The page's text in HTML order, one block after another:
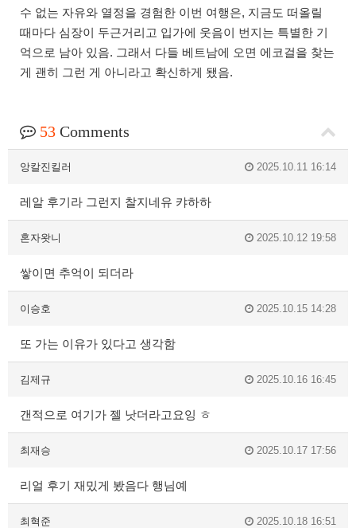
수 없는 자유와 열정을 경험한 이번 여행은, 지금도 떠올릴
때마다 심장이 두근거리고 입가에 웃음이 번지는 특별한 기
억으로 남아 있음. 그래서 다들 베트남에 오면 에코걸을 찾는
게 괜히 그런 게 아니라고 확신하게 됐음.
53 Comments
앙칼진킬러 2025.10.11 16:14
레알 후기라 그런지 찰지네유 캬하하
혼자왓니 2025.10.12 19:58
쌓이면 추억이 되더라
이승호 2025.10.15 14:28
또 가는 이유가 있다고 생각함
김제규 2025.10.16 16:45
갠적으로 여기가 젤 낫더라고요잉 ㅎ
최재승 2025.10.17 17:56
리얼 후기 재밌게 봤음다 행님예
최혁준 2025.10.18 16:51